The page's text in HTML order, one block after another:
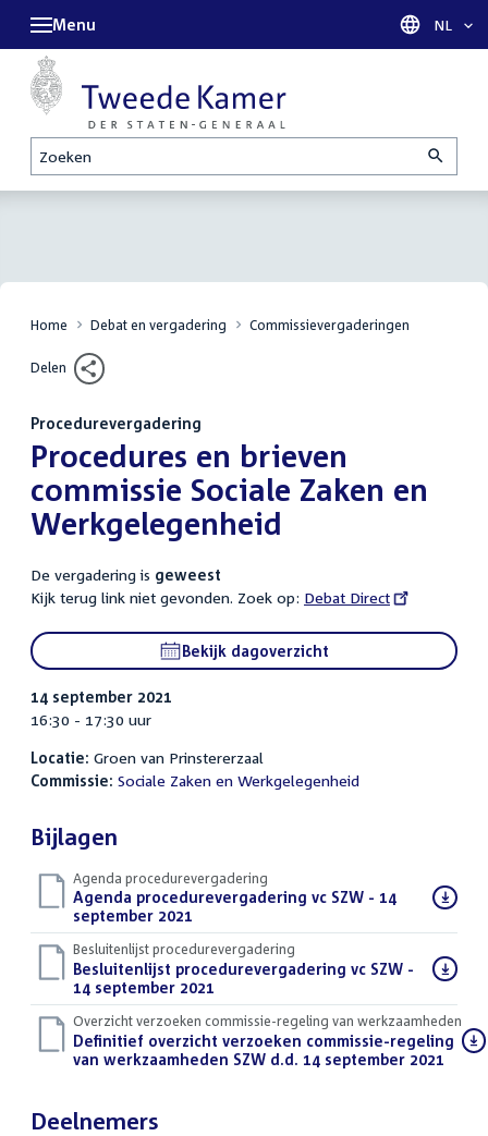
Zoeken
Menu Taal
NL
Home Debat en vergadering Commissievergaderingen
Delen
Procedurevergadering
:Procedures en brieven
commissie Sociale Zaken en
Werkgelegenheid
De vergadering is geweest
Kijk terug link niet gevonden. Zoek op: External
Debat Direct
Bekijk dagoverzicht
14 september 2021
16:30 - 17:30 uur
Locatie: Groen van Prinstererzaal
Commissie: Sociale Zaken en Werkgelegenheid
Bijlagen
Agenda procedurevergadering
Download
bestand:
Agenda procedurevergadering vc SZW - 14
september 2021
Besluitenlijst procedurevergadering
Download
bestand:
Besluitenlijst procedurevergadering vc SZW -
14 september 2021
Overzicht verzoeken commissie-regeling van werkzaamheden
Download
bestand:
Definitief overzicht verzoeken commissie-regeling
van werkzaamheden SZW d.d. 14 september 2021 (PDF)
Deelnemers